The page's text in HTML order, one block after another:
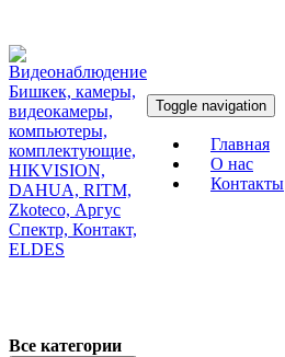
Toggle navigation
Главная
О нас
Контакты
Все категории